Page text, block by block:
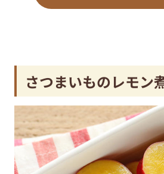
さつまいものレモン